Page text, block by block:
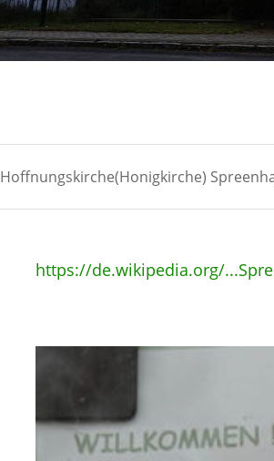
Hoffnungskirche(Honigkirche)
https://de.wikipedia.org/